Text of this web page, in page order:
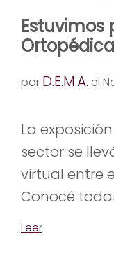
Estuvimos
por D.E.M.A. el
La
sector se
virtual entre
Conocé
Leer